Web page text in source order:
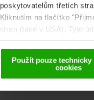
poskytovatelům třetích
Kliknutím na tlačítko
stran (také v USA). Tyto
Použít pouze technicky
cookies